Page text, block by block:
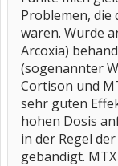
Problemen, die
waren. Wurde
Arcoxia)
(sogenannter
Cortison und
sehr guten
hohen Dosis
in der Regel
gebändigt.